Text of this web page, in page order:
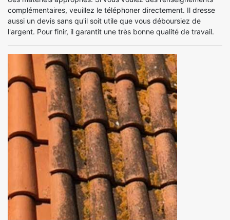
complémentaires, veuillez le téléphoner directement. Il dresse
aussi un devis sans qu'il soit utile que vous déboursiez de
l'argent. Pour finir, il garantit une très bonne qualité de travail.